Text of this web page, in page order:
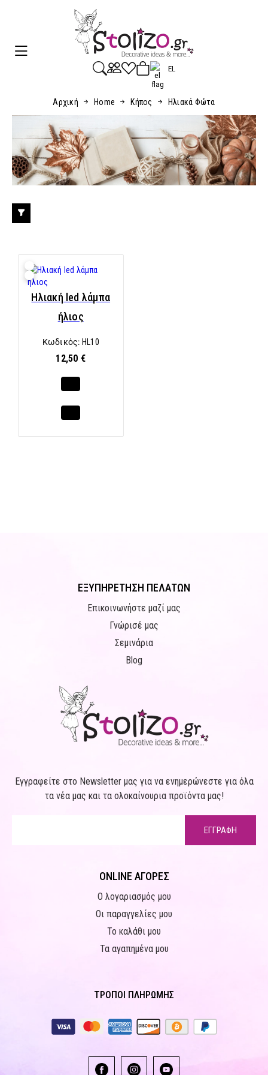
EL
Αρχική Home Κήπος Ηλιακά Φώτα
Ηλιακή led λάμπα
ήλιος
Κωδικός: HL10
12,50 €
ΕΞΥΠΗΡΕΤΗΣΗ ΠΕΛΑΤΩΝ
Επικοινωνήστε μαζί μας
Γνώρισέ μας
Σεμινάρια
Blog
Εγγραφείτε στο Newsletter μας για να ενημερώνεστε για όλα
τα νέα μας και τα ολοκαίνουρια προϊόντα μας!
ΕΓΓΡΑΦΗ
ONLINE ΑΓΟΡΕΣ
Ο λογαριασμός μου
Οι παραγγελίες μου
Το καλάθι μου
Τα αγαπημένα μου
ΤΡΟΠΟΙ ΠΛΗΡΩΜΗΣ